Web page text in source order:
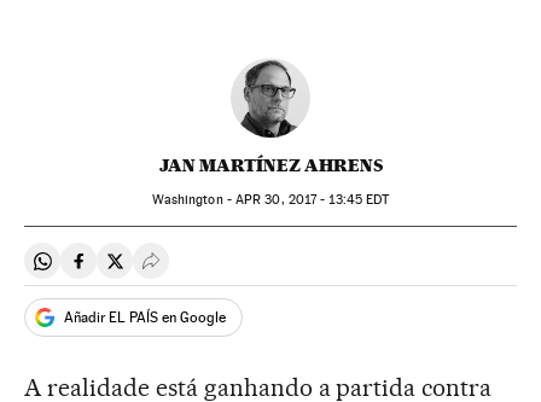
JAN MARTÍNEZ AHRENS
Washington - APR 30, 2017 - 13:45EDT
Compartir en Whatsapp
Compartir en Facebook
Compartir en Twitter
Desplegar Redes Sociales
Añadir EL PAÍS en Google
A realidade está ganhando a partida contra